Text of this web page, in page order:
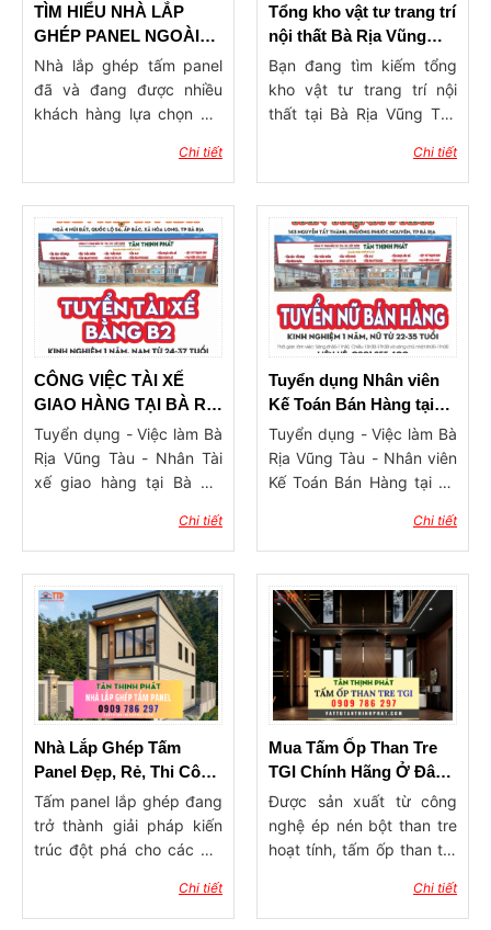
phòng phù hợp nhẩt cho
ngôi nhà của mình nhé!
TÌM HIỂU NHÀ LẮP
GHÉP PANEL NGOÀI
TRỜI
Nhà lắp ghép tấm panel
đã và đang được nhiều
khách hàng lựa chọn bởi
mà công trình này mang
đến. Hãy cùng Tân Thịnh
Phát điểm qua các mẫu
nhà lắp ghép panel đẹp
hiện đại, có giá thành tiết
kiệm hơn 40% so với các
ngôi nhà truyền thống.
Chi tiết
Tổng kho vật tư trang trí
nội thất Bà Rịa Vũng
Tàu – Uy tín, đa dạng,
giá tận gốc
Bạn đang tìm kiếm tổng
kho vật tư trang trí nội
thất tại Bà Rịa Vũng Tàu
sẵn đa dạng? Trong thời
đại mà nhu cầu làm đẹp
không gian sống ngày
càng cao, việc lựa chọn
nơi cung cấp vật liệu
trang trí chất lượng, giá sỉ
tận gốc và chính sách hỗ
trợ tốt là vô cùng quan
trọng. Tại Bà Rịa Vũng
Tàu, nhiều chủ thầu, kiến
trúc sư và cả khách hàng
cá nhân đang dần chuyển
sang mua hàng trực tiếp
tại các tổng kho vật tư nội
trung gian. Điều này
không chỉ giúp tiết kiệm
chi phí mà còn đảm bảo
nguồn hàng ổn định, mẫu
mã luôn cập nhật theo xu
hướng. Trong bài viết này,
chúng tôi sẽ giới thiệu đến
bạn địa chỉ tổng kho vật
tư trang trí nội thất Bà Rịa
Vũng Tàu uy tín, chuyên
cung cấp đầy đủ các
phào chỉ, sàn nhựa, nẹp
trang trí, vật tư thi công…
với dịch vụ tư vấn – giao
hàng – hỗ trợ thi công tận
Chi tiết
CÔNG VIỆC TÀI XẾ
GIAO HÀNG TẠI BÀ RỊA
VŨNG TÀU
Tuyển dụng - Việc làm Bà
Rịa Vũng Tàu - Nhân Tài
xế giao hàng tại Bà Rịa
Chi tiết
Tuyển dụng Nhân viên
Kế Toán Bán Hàng tại
Bà Rịa
Tuyển dụng - Việc làm Bà
Rịa Vũng Tàu - Nhân viên
Kế Toán Bán Hàng tại Bà
Chi tiết
Nhà Lắp Ghép Tấm
Panel Đẹp, Rẻ, Thi Công
Nhanh
Tấm panel lắp ghép đang
trở thành giải pháp kiến
trúc đột phá cho các mô
cấp 4, homestay,
container, nhà ở công
Chi tiết
Mua Tấm Ốp Than Tre
TGI Chính Hãng Ở Đâu
Tại Bà Rịa Vũng Tàu
Được sản xuất từ công
nghệ ép nén bột than tre
hoạt tính, tấm ốp than tre
giữa tính thẩm mỹ hiện
đại và tiêu chuẩn sống
Chi tiết